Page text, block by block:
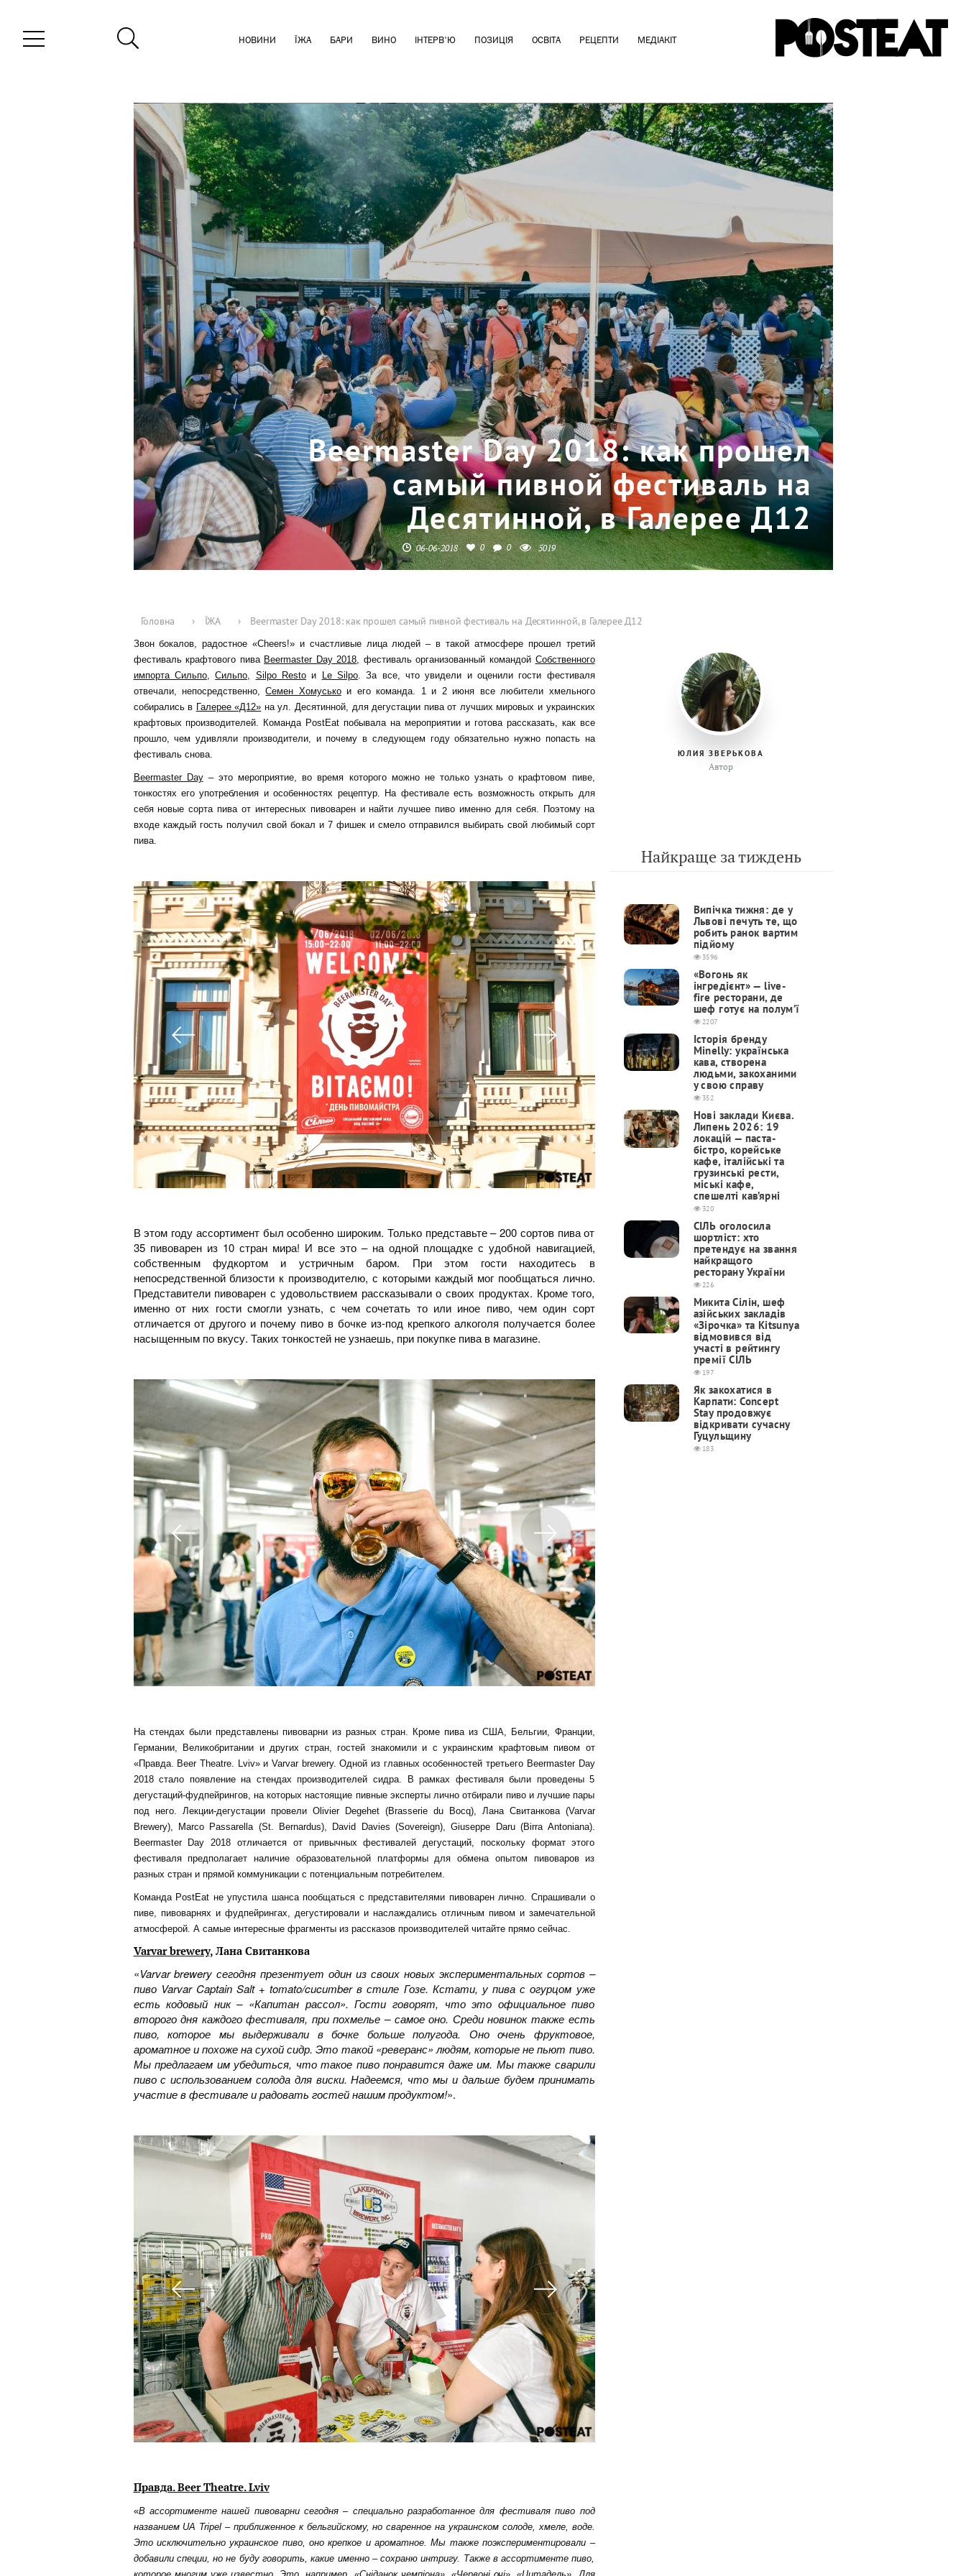
НОВИНИ ЇЖА БАРИ ВИНО ІНТЕРВ'Ю ПОЗИЦІЯ ОСВІТА РЕЦЕПТИ МЕДІАКІТ
Beermaster Day 2018: как прошел
самый пивной фестиваль на
Десятинной, в Галерее Д12
06-06-2018 0 0 5019
Головна › ЇЖА › Beermaster Day 2018: как прошел самый пивной фестиваль на Десятинной, в Галерее Д12
Звон бокалов, радостное «Cheers!» и счастливые лица людей – в такой атмосфере прошел третий
фестиваль крафтового пива Beermaster Day 2018, фестиваль организованный командой Собственного
импорта Сильпо,Сильпо, Silpo Restoи Le Silpo. За все, что увидели и оценили гости фестиваля
отвечали, непосредственно,Семен Хомуськои его команда. 1 и 2 июня все любители хмельного
собирались в Галерее «Д12» на ул. Десятинной, для дегустации пива от лучших мировых и украинских
крафтовых производителей. Команда PostEat побывала на мероприятии и готова рассказать, как все
прошло, чем удивляли производители, и почему в следующем году обязательно нужно попасть на
фестиваль снова.
Beermaster Day– это мероприятие, во время которого можно не только узнать о крафтовом пиве,
тонкостях его употребления и особенностях рецептур. На фестивале есть возможность открыть для
себя новые сорта пива от интересных пивоварен и найти лучшее пиво именно для себя. Поэтому на
входе каждый гость получил свой бокал и 7 фишек и смело отправился выбирать свой любимый сорт
пива.
В этом году ассортимент был особенно широким. Только представьте – 200 сортов пива от
35 пивоварен из 10 стран мира! И все это – на одной площадке с удобной навигацией,
собственным фудкортом и устричным баром. При этом гости находитесь в
непосредственной близости к производителю, с которыми каждый мог пообщаться лично.
Представители пивоварен с удовольствием рассказывали о своих продуктах. Кроме того,
именно от них гости смогли узнать, с чем сочетать то или иное пиво, чем один сорт
отличается от другого и почему пиво в бочке из-под крепкого алкоголя получается более
насыщенным по вкусу. Таких тонкостей не узнаешь, при покупке пива в магазине.
На стендах были представлены пивоварни из разных стран. Кроме пива из США, Бельгии, Франции,
Германии, Великобритании и других стран, гостей знакомили и с украинским крафтовым пивом от
«Правда. Beer Theatre. Lviv» и Varvar brewery. Одной из главных особенностей третьего Beermaster Day
2018 стало появление на стендах производителей сидра. В рамках фестиваля были проведены 5
дегустаций-фудпейрингов, на которых настоящие пивные эксперты лично отбирали пиво и лучшие пары
под него. Лекции-дегустации провели Olivier Degehet (Brasserie du Bocq), Лана Свитанкова (Varvar
Brewery), Marco Passarella (St. Bernardus), David Davies (Sovereign), Giuseppe Daru (Birra Antoniana).
Beermaster Day 2018 отличается от привычных фестивалей дегустаций, поскольку формат этого
фестиваля предполагает наличие образовательной платформы для обмена опытом пивоваров из
разных стран и прямой коммуникации с потенциальным потребителем.
Команда PostEat не упустила шанса пообщаться с представителями пивоварен лично. Спрашивали о
пиве, пивоварнях и фудпейрингах, дегустировали и наслаждались отличным пивом и замечательной
атмосферой. А самые интересные фрагменты из рассказов производителей читайте прямо сейчас.
Varvar brewery, Лана Свитанкова
«Varvar brewery сегодня презентует один из своих новых экспериментальных сортов –
пиво Varvar Captain Salt + tomato/cucumber в стиле Гозе. Кстати, у пива с огурцом уже
есть кодовый ник – «Капитан рассол». Гости говорят, что это официальное пиво
второго дня каждого фестиваля, при похмелье – самое оно. Среди новинок также есть
пиво, которое мы выдерживали в бочке больше полугода. Оно очень фруктовое,
ароматное и похоже на сухой сидр. Это такой «реверанс» людям, которые не пьют пиво.
Мы предлагаем им убедиться, что такое пиво понравится даже им. Мы также сварили
пиво с использованием солода для виски. Надеемся, что мы и дальше будем принимать
участие в фестивале и радовать гостей нашим продуктом!».
Правда. Beer Theatre. Lviv
«В ассортименте нашей пивоварни сегодня – специально разработанное для фестиваля пиво под
названием UA Tripel – приближенное к бельгийскому, но сваренное на украинском солоде, хмеле, воде.
Это исключительно украинское пиво, оно крепкое и ароматное. Мы также поэкспериментировали –
добавили специи, но не буду говорить, какие именно – сохраню интригу. Также в ассортименте пиво,
ЮЛИЯ ЗВЕРЬКОВА
Автор
Найкраще за тиждень
Випічка тижня: де у
Львові печуть те, що
робить ранок вартим
підйому
3596
«Вогонь як
інгредієнт» — live-
fire ресторани, де
шеф готує на полум’ї
2207
Історія бренду
Minelly: українська
кава, створена
людьми, закоханими
у свою справу
352
Нові заклади Києва.
Липень 2026: 19
локацій — паста-
бістро, корейське
кафе, італійські та
грузинські рести,
міські кафе,
спешелті кав’ярні
320
СІЛЬ оголосила
шортліст: хто
претендує на звання
найкращого
ресторану України
226
Микита Сілін, шеф
азійських закладів
«Зірочка» та Kitsunya
відмовився від
участі в рейтингу
премії СІЛЬ
197
Як закохатися в
Карпати: Concept
Stay продовжує
відкривати сучасну
Гуцульщину
183